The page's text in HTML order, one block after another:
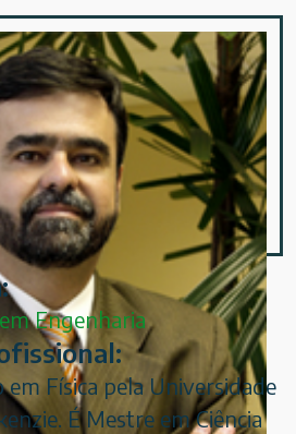
Engenharia
em Física pela Universidade
É Mestre em Ciência